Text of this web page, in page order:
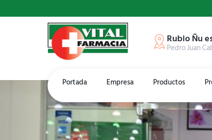
Rubio Ñu
Pedro Juan
Portada Empresa Productos